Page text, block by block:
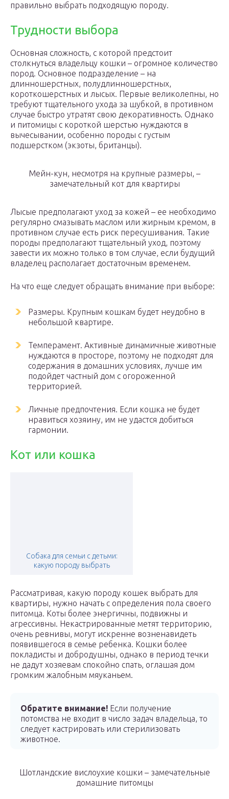
правильно выбрать подходящую породу.
Трудности выбора
Основная сложность, с которой предстоит
столкнуться владельцу кошки – огромное количество
пород. Основное подразделение – на
длинношерстных, полудлинношерстных,
короткошерстных и лысых. Первые великолепны, но
требуют тщательного ухода за шубкой, в противном
случае быстро утратят свою декоративность. Однако
и питомицы с короткой шерстью нуждаются в
вычесывании, особенно породы с густым
подшерстком (экзоты, британцы).
Мейн-кун, несмотря на крупные размеры, –
замечательный кот для квартиры
Лысые предполагают уход за кожей – ее необходимо
регулярно смазывать маслом или жирным кремом, в
противном случае есть риск пересушивания. Такие
породы предполагают тщательный уход, поэтому
завести их можно только в том случае, если будущий
владелец располагает достаточным временем.
На что еще следует обращать внимание при выборе:
Размеры. Крупным кошкам будет неудобно в
небольшой квартире.
Темперамент. Активные динамичные животные
нуждаются в просторе, поэтому не подходят для
содержания в домашних условиях, лучше им
подойдет частный дом с огороженной
территорией.
Личные предпочтения. Если кошка не будет
нравиться хозяину, им не удастся добиться
гармонии.
Кот или кошка
Собака для семьи с детьми:
какую породу выбрать
Рассматривая, какую породу кошек выбрать для
квартиры, нужно начать с определения пола своего
питомца. Коты более энергичны, подвижны и
агрессивны. Некастрированные метят территорию,
очень ревнивы, могут искренне возненавидеть
появившегося в семье ребенка. Кошки более
покладисты и добродушны, однако в период течки
не дадут хозяевам спокойно спать, оглашая дом
громким жалобным мяуканьем.
Обратите внимание! Если получение
потомства не входит в число задач владельца, то
следует кастрировать или стерилизовать
животное.
Шотландские вислоухие кошки – замечательные
домашние питомцы